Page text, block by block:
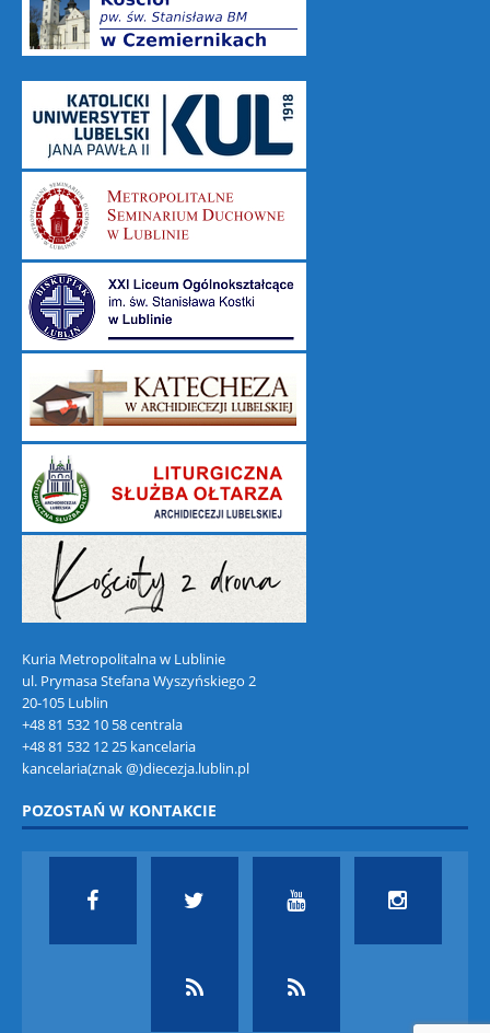
Kuria Metropolitalna w Lublinie
ul. Prymasa Stefana Wyszyńskiego 2
20-105 Lublin
+48 81 532 10 58 centrala
+48 81 532 12 25 kancelaria
kancelaria(znak @)diecezja.lublin.pl
POZOSTAŃ W KONTAKCIE